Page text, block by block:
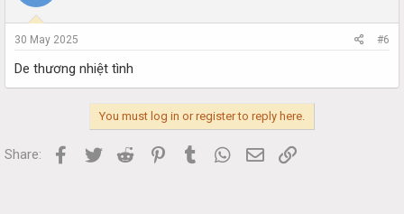
30 May 2025 #6
De thương nhiệt tình
You must log in or register to reply here.
Share: Facebook
Twitter Reddit PinterestTumblr WhatsApp
Email